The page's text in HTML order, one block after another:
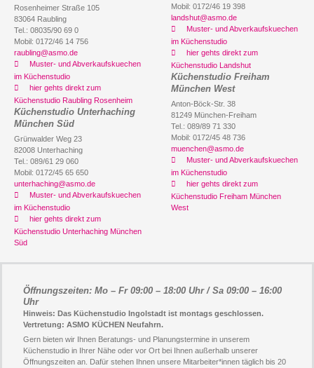
Rosenheimer Straße 105
83064 Raubling
Tel.: 08035/90 69 0
Mobil: 0172/46 14 756
raubling@asmo.de
Muster- und Abverkaufskuechen
im Küchenstudio
hier gehts direkt zum
Küchenstudio Raubling Rosenheim
Küchenstudio Unterhaching
München Süd
Grünwalder Weg 23
82008 Unterhaching
Tel.: 089/61 29 060
Mobil: 0172/45 65 650
unterhaching@asmo.de
Muster- und Abverkaufskuechen
im Küchenstudio
hier gehts direkt zum
Küchenstudio Unterhaching München
Süd
Mobil: 0172/46 19 398
landshut@asmo.de
Muster- und Abverkaufskuechen
im Küchenstudio
hier gehts direkt zum
Küchenstudio Landshut
Küchenstudio Freiham
München West
Anton-Böck-Str. 38
81249 München-Freiham
Tel.: 089/89 71 330
Mobil: 0172/45 48 736
muenchen@asmo.de
Muster- und Abverkaufskuechen
im Küchenstudio
hier gehts direkt zum
Küchenstudio Freiham München
West
Öffnungszeiten: Mo – Fr 09:00 – 18:00 Uhr / Sa 09:00 – 16:00
Uhr
Hinweis: Das Küchenstudio Ingolstadt ist montags geschlossen.
Vertretung: ASMO KÜCHEN Neufahrn.
Gern bieten wir Ihnen Beratungs- und Planungstermine in unserem
Küchenstudio in Ihrer Nähe oder vor Ort bei Ihnen außerhalb unserer
Öffnungszeiten an. Dafür stehen Ihnen unsere Mitarbeiter*innen täglich bis 20